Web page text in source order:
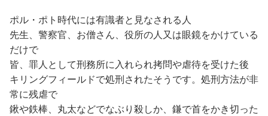
ポル・ポト時代には有識者と見なされる人
先生、警察官、お僧さん、役所の人又は眼鏡をかけている
だけで
皆、罪人として刑務所に入れられ拷問や虐待を受けた後
キリングフィールドで処刑されたそうです。処刑方法が非
常に残虐で
鍬や鉄棒、丸太などでなぶり殺しか、鎌で首をかき切った